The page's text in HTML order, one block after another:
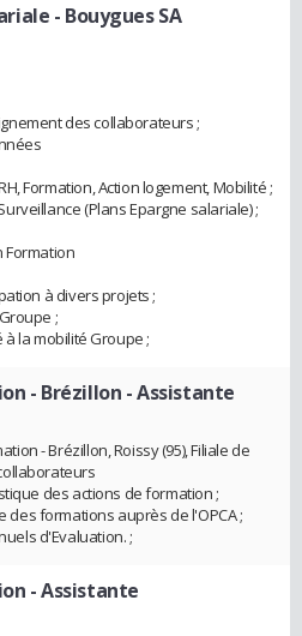
- Bouygues SA
des collaborateurs ;
Formation, Action logement, Mobilité ;
(Plans Epargne salariale) ;
Formation
à divers projets ;
;
la mobilité Groupe ;
- Brézillon - Assistante
- Brézillon, Roissy (95), Filiale de
des actions de formation ;
formations auprès de l'OPCA ;
d'Evaluation. ;
- Assistante